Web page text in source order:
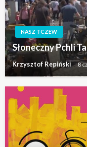
NASZ TCZEW
Słoneczny Pchli
Krzysztof Repiński 8